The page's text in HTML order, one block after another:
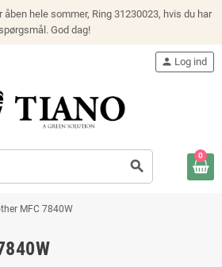
hele sommer, Ring 31230023, hvis du har
God dag!
search
person Log ind
0
MFC 7840W